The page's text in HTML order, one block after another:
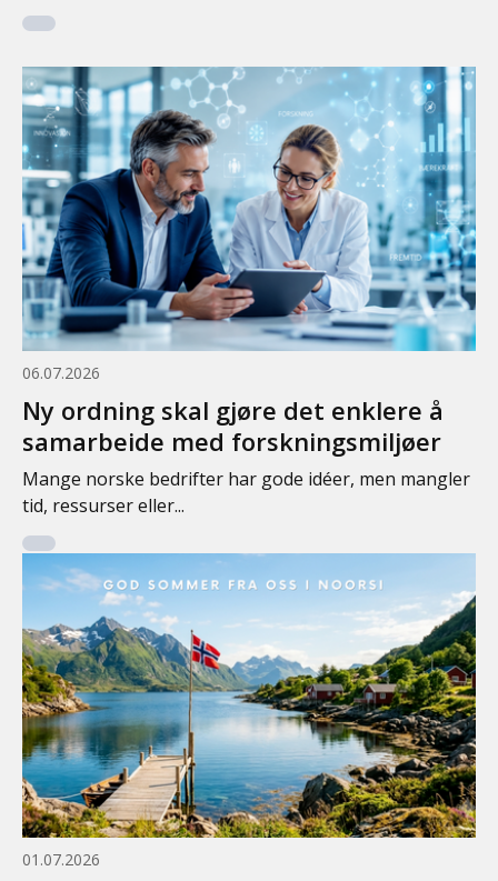
06.07.2026
Ny ordning skal gjøre det enklere å
samarbeide med forskningsmiljøer
Mange norske bedrifter har gode idéer, men mangler
tid, ressurser eller...
01.07.2026